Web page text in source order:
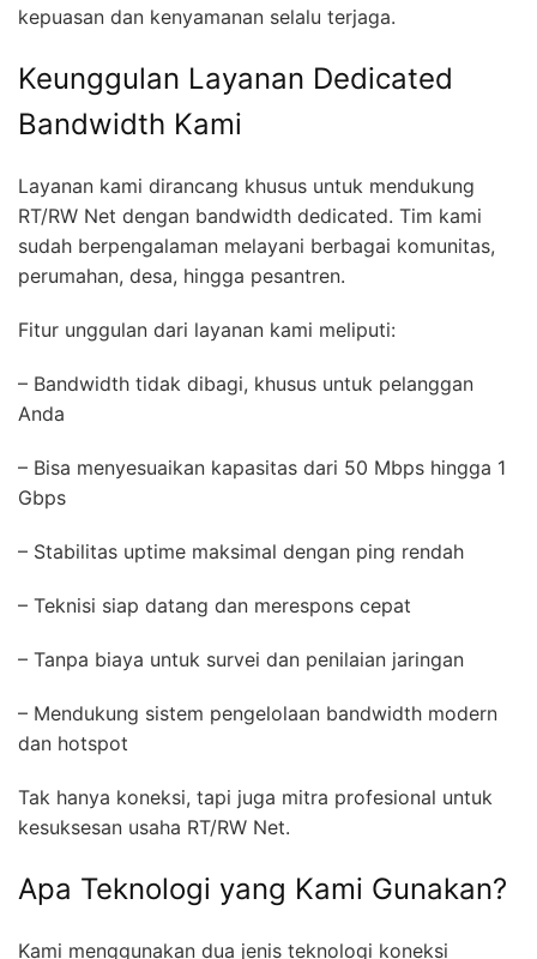
kepuasan dan kenyamanan selalu terjaga.
Keunggulan Layanan Dedicated
Bandwidth Kami
Layanan kami dirancang khusus untuk mendukung
RT/RW Net dengan bandwidth dedicated. Tim kami
sudah berpengalaman melayani berbagai komunitas,
perumahan, desa, hingga pesantren.
Fitur unggulan dari layanan kami meliputi:
– Bandwidth tidak dibagi, khusus untuk pelanggan
Anda
– Bisa menyesuaikan kapasitas dari 50 Mbps hingga 1
Gbps
– Stabilitas uptime maksimal dengan ping rendah
– Teknisi siap datang dan merespons cepat
– Tanpa biaya untuk survei dan penilaian jaringan
– Mendukung sistem pengelolaan bandwidth modern
dan hotspot
Tak hanya koneksi, tapi juga mitra profesional untuk
kesuksesan usaha RT/RW Net.
Apa Teknologi yang Kami Gunakan?
Kami menggunakan dua jenis teknologi koneksi